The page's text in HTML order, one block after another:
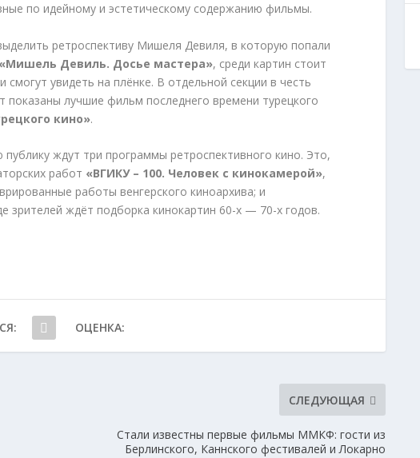
по идейному и эстетическому содержанию фильмы.
ретроспективу Мишеля Девиля, в которую попали
«Мишель Девиль. Досье мастера», среди картин стоит
увидеть на плёнке. В отдельной секции в честь
показаны лучшие фильм последнего времени турецкого
кино».
ждут три программы ретроспективного кино. Это,
работ «ВГИКУ – 100. Человек с кинокамерой»,
работы венгерского киноархива; и
зрителей ждёт подборка кинокартин 60-х — 70-х годов.
ОЦЕНКА:
СЛЕДУЮЩАЯ
Стали известны первые фильмы ММКФ: гости из
Берлинского, Каннского фестивалей и Локарно